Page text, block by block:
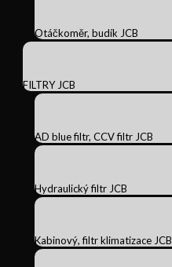
Otáčkoměr, budík JCB
FILTRY JCB
AD blue filtr, CCV filtr JCB
Hydraulický filtr JCB
Kabinový, filtr klimatizace JCB